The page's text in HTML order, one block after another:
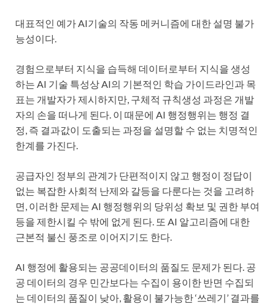
대표적인 예가 AI기술의 작동 메커니즘에 대한 설명 불가
능성이다.
경험으로부터 지식을 습득해 데이터로부터 지식을 생성
하는 AI 기술 특성상 AI의 기본적인 학습 가이드라인과 목
표는 개발자가 제시하지만, 구체적 규칙생성 과정은 개발
자의 손을 떠나게 된다. 이 때문에 AI 행정행위는 행정 결
정, 즉 결과값이 도출되는 과정을 설명할 수 없는 치명적인
한계를 가진다.
공급자인 정부의 관계가 단편적이지 않고 행정이 정답이
없는 복잡한 사회적 난제와 갈등을 다룬다는 것을 고려하
면, 이러한 문제는 AI 행정행위의 당위성 확보 및 권한 부여
등을 제한시킬 수 밖에 없게 된다. 또 AI 알고리즘에 대한
근본적 불신 풍조로 이어지기도 한다.
AI 행정에 활용되는 공공데이터의 품질도 문제가 된다. 공
공 데이터의 경우 민간보다는 수집이 용이한 반면 수집되
는 데이터의 품질이 낮아, 활용이 불가능한 ‘쓰레기’ 결과를